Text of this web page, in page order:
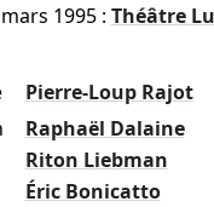
1995: Théâtre
Pierre-Loup Rajot
Raphaël Dalaine
Riton Liebman
Éric Bonicatto